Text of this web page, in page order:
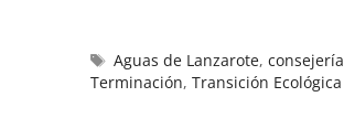
Aguas de Lanzarote,consejería
Terminación, Transición Ecológica